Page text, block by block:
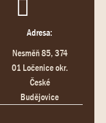
Adresa:
Nesměň 85, 374
01 Ločenice okr.
České
Budějovice